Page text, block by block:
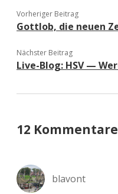
Vorheriger Beitrag
Gottlob, die neuen
Nächster Beitrag
Live-Blog: HSV —
12 Kommentare
blavont